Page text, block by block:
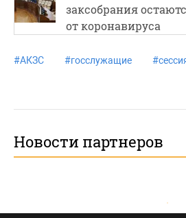
заксобрания
от коронавируса
#АКЗС #госслужащие #
Новости партнеров